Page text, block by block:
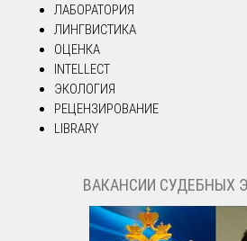
ЛАБОРАТОРИЯ
ЛИНГВИСТИКА
ОЦЕНКА
INTELLECT
ЭКОЛОГИЯ
РЕЦЕНЗИРОВАНИЕ
LIBRARY
ВАКАНСИИ СУДЕБНЫХ